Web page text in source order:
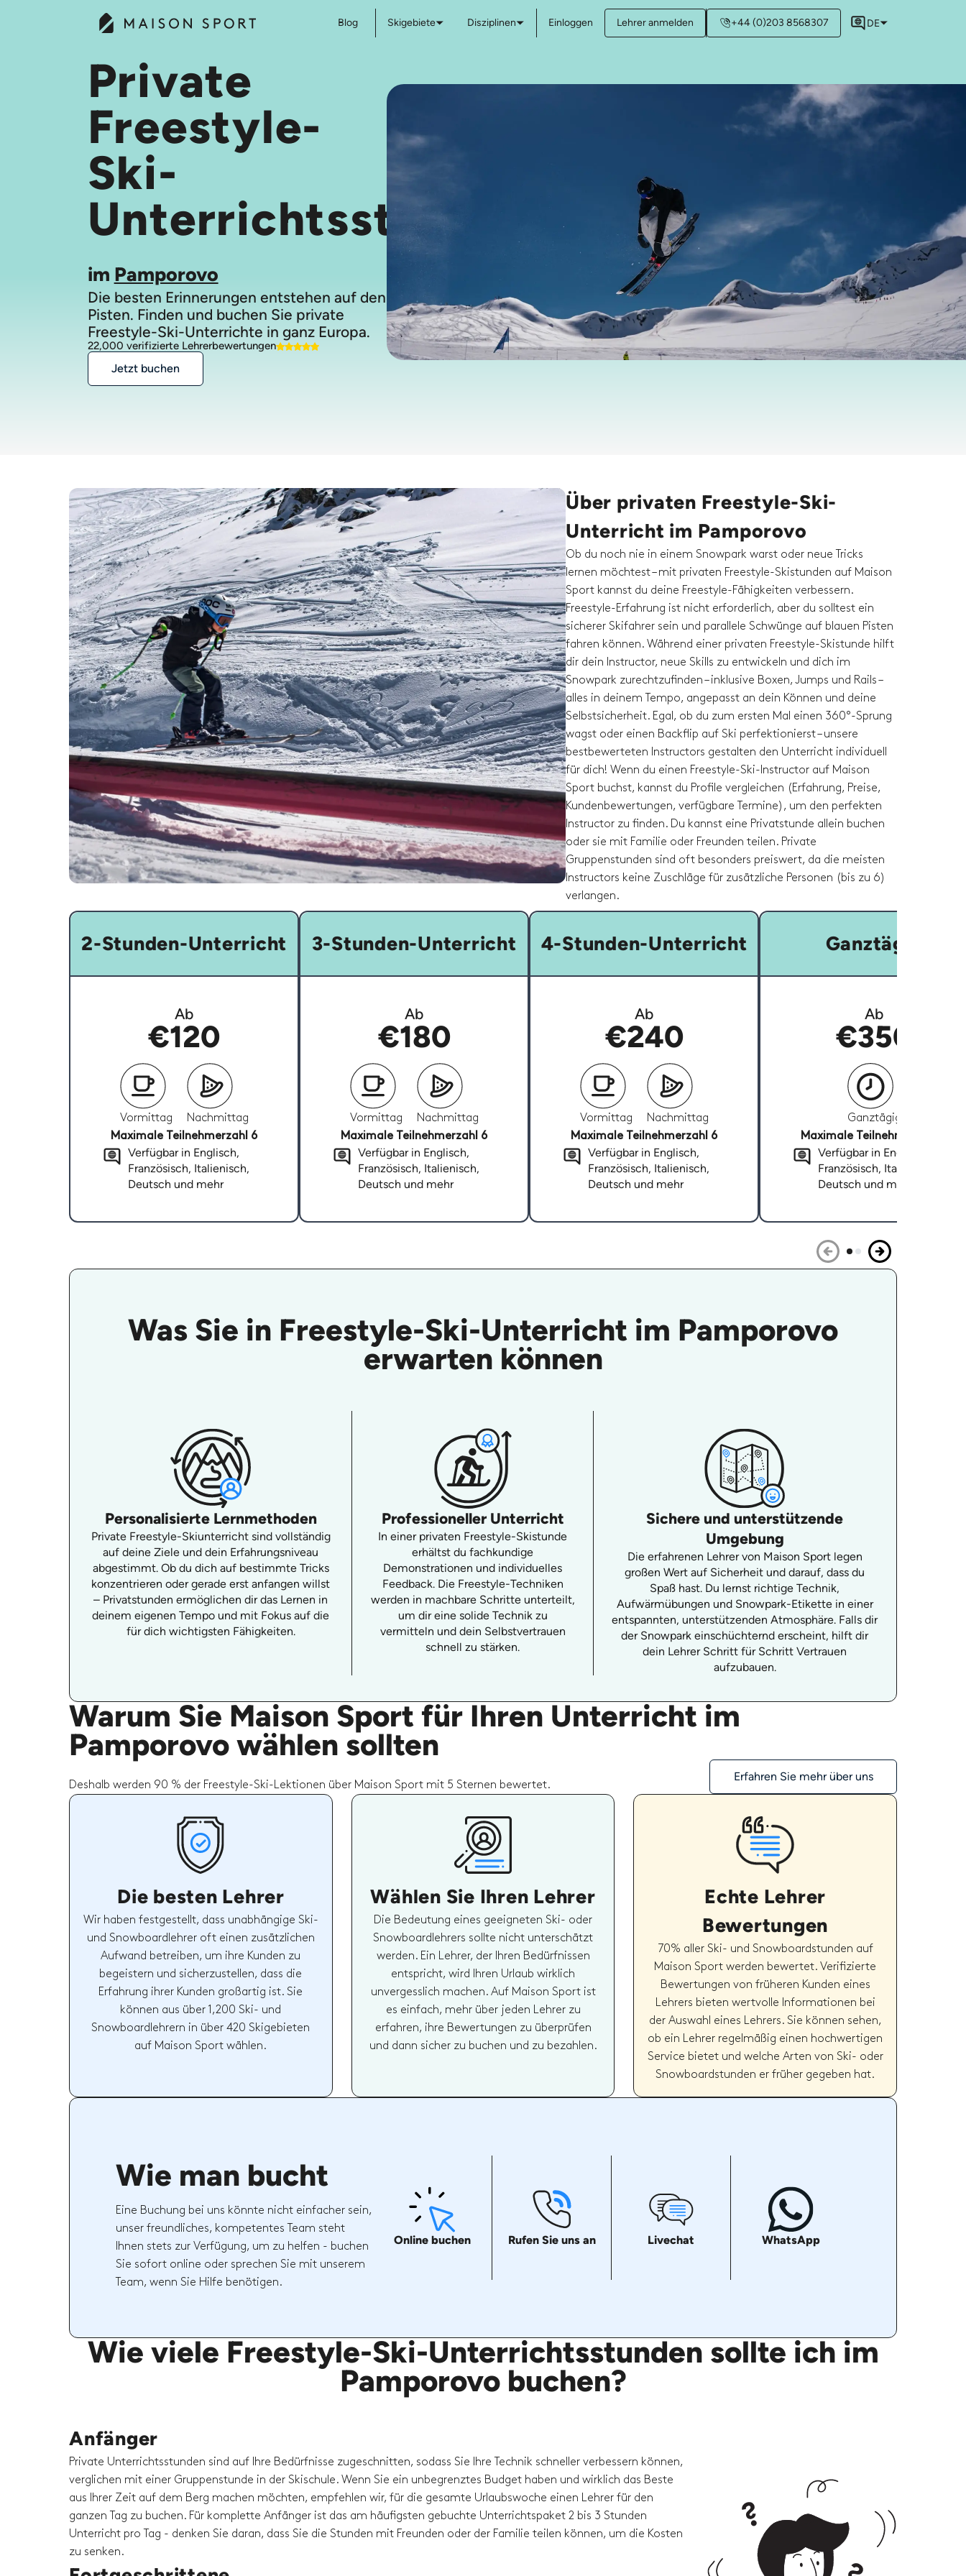
Blog Skigebiete Disziplinen Einloggen Lehrer anmelden +44 (0)203 8568307 DE
Private
Freestyle-
Ski-
Unterrichtsstunden
im Pamporovo
Die besten Erinnerungen entstehen auf den
Pisten. Finden und buchen Sie private
Freestyle-Ski-Unterrichte in ganz Europa.
22,000 verifizierte Lehrerbewertungen
Jetzt buchen
Über privaten Freestyle-Ski-
Unterricht im Pamporovo
Ob du noch nie in einem Snowpark warst oder neue Tricks
lernen möchtest – mit privaten Freestyle-Skistunden auf Maison
Sport kannst du deine Freestyle-Fähigkeiten verbessern.
Freestyle-Erfahrung ist nicht erforderlich, aber du solltest ein
sicherer Skifahrer sein und parallele Schwünge auf blauen Pisten
fahren können. Während einer privaten Freestyle-Skistunde hilft
dir dein Instructor, neue Skills zu entwickeln und dich im
Snowpark zurechtzufinden – inklusive Boxen, Jumps und Rails –
alles in deinem Tempo, angepasst an dein Können und deine
Selbstsicherheit. Egal, ob du zum ersten Mal einen 360°-Sprung
wagst oder einen Backflip auf Ski perfektionierst – unsere
bestbewerteten Instructors gestalten den Unterricht individuell
für dich! Wenn du einen Freestyle-Ski-Instructor auf Maison
Sport buchst, kannst du Profile vergleichen (Erfahrung, Preise,
Kundenbewertungen, verfügbare Termine), um den perfekten
Instructor zu finden. Du kannst eine Privatstunde allein buchen
oder sie mit Familie oder Freunden teilen. Private
Gruppenstunden sind oft besonders preiswert, da die meisten
Instructors keine Zuschläge für zusätzliche Personen (bis zu 6)
verlangen.
2-Stunden-Unterricht
Ab
€120
Vormittag
Nachmittag
Maximale Teilnehmerzahl 6
Verfügbar in Englisch,
Französisch, Italienisch,
Deutsch und mehr
3-Stunden-Unterricht
Ab
€180
Vormittag
Nachmittag
Maximale Teilnehmerzahl 6
Verfügbar in Englisch,
Französisch, Italienisch,
Deutsch und mehr
4-Stunden-Unterricht
Ab
€240
Vormittag
Nachmittag
Maximale Teilnehmerzahl 6
Verfügbar in Englisch,
Französisch, Italienisch,
Deutsch und mehr
Ganztägig
Ab
€350
Ganztägig
Maximale Teilnehmerzahl 6
Verfügbar in Englisch,
Französisch, Italienisch,
Deutsch und mehr
Was Sie in Freestyle-Ski-Unterricht im Pamporovo
erwarten können
Personalisierte Lernmethoden
Private Freestyle-Skiunterricht sind vollständig
auf deine Ziele und dein Erfahrungsniveau
abgestimmt. Ob du dich auf bestimmte Tricks
konzentrieren oder gerade erst anfangen willst
– Privatstunden ermöglichen dir das Lernen in
deinem eigenen Tempo und mit Fokus auf die
für dich wichtigsten Fähigkeiten.
Professioneller Unterricht
In einer privaten Freestyle-Skistunde
erhältst du fachkundige
Demonstrationen und individuelles
Feedback. Die Freestyle-Techniken
werden in machbare Schritte unterteilt,
um dir eine solide Technik zu
vermitteln und dein Selbstvertrauen
schnell zu stärken.
Sichere und unterstützende
Umgebung
Die erfahrenen Lehrer von Maison Sport legen
großen Wert auf Sicherheit und darauf, dass du
Spaß hast. Du lernst richtige Technik,
Aufwärmübungen und Snowpark-Etikette in einer
entspannten, unterstützenden Atmosphäre. Falls dir
der Snowpark einschüchternd erscheint, hilft dir
dein Lehrer Schritt für Schritt Vertrauen
aufzubauen.
Warum Sie Maison Sport für Ihren Unterricht im
Pamporovo wählen sollten
Deshalb werden 90 % der Freestyle-Ski-Lektionen über Maison Sport mit 5 Sternen bewertet.
Erfahren Sie mehr über uns
Die besten Lehrer
Wir haben festgestellt, dass unabhängige Ski-
und Snowboardlehrer oft einen zusätzlichen
Aufwand betreiben, um ihre Kunden zu
begeistern und sicherzustellen, dass die
Erfahrung ihrer Kunden großartig ist. Sie
können aus über 1,200 Ski- und
Snowboardlehrern in über 420 Skigebieten
auf Maison Sport wählen.
Wählen Sie Ihren Lehrer
Die Bedeutung eines geeigneten Ski- oder
Snowboardlehrers sollte nicht unterschätzt
werden. Ein Lehrer, der Ihren Bedürfnissen
entspricht, wird Ihren Urlaub wirklich
unvergesslich machen. Auf Maison Sport ist
es einfach, mehr über jeden Lehrer zu
erfahren, ihre Bewertungen zu überprüfen
und dann sicher zu buchen und zu bezahlen.
Echte Lehrer
Bewertungen
70% aller Ski- und Snowboardstunden auf
Maison Sport werden bewertet. Verifizierte
Bewertungen von früheren Kunden eines
Lehrers bieten wertvolle Informationen bei
der Auswahl eines Lehrers. Sie können sehen,
ob ein Lehrer regelmäßig einen hochwertigen
Service bietet und welche Arten von Ski- oder
Snowboardstunden er früher gegeben hat.
Wie man bucht
Eine Buchung bei uns könnte nicht einfacher sein,
unser freundliches, kompetentes Team steht
Ihnen stets zur Verfügung, um zu helfen - buchen
Sie sofort online oder sprechen Sie mit unserem
Team, wenn Sie Hilfe benötigen.
Online buchen Rufen Sie uns an Livechat WhatsApp
Wie viele Freestyle-Ski-Unterrichtsstunden sollte ich im
Pamporovo buchen?
Anfänger
Private Unterrichtsstunden sind auf Ihre Bedürfnisse zugeschnitten, sodass Sie Ihre Technik schneller verbessern können,
verglichen mit einer Gruppenstunde in der Skischule. Wenn Sie ein unbegrenztes Budget haben und wirklich das Beste
aus Ihrer Zeit auf dem Berg machen möchten, empfehlen wir, für die gesamte Urlaubswoche einen Lehrer für den
ganzen Tag zu buchen. Für komplette Anfänger ist das am häufigsten gebuchte Unterrichtspaket 2 bis 3 Stunden
Unterricht pro Tag - denken Sie daran, dass Sie die Stunden mit Freunden oder der Familie teilen können, um die Kosten
zu senken.